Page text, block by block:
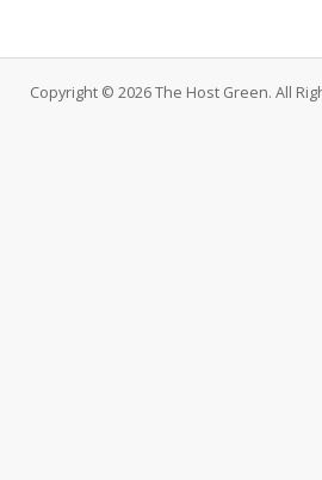
Copyright © 2026 The Host Green. All